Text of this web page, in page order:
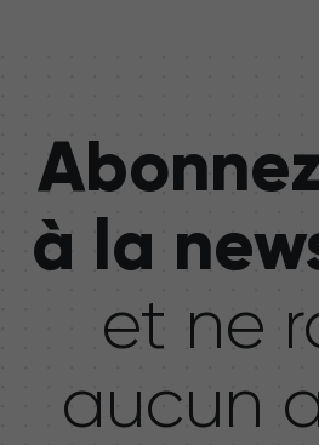
à la
et ne
aucun